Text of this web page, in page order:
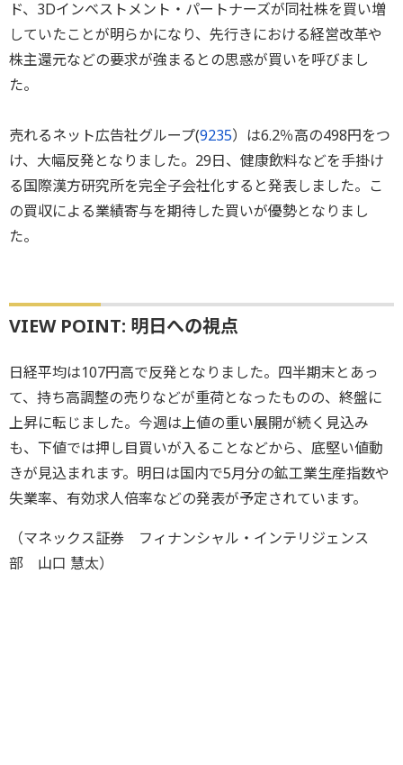
ド、3Dインベストメント・パートナーズが同社株を買い増
していたことが明らかになり、先行きにおける経営改革や
株主還元などの要求が強まるとの思惑が買いを呼びまし
た。
売れるネット広告社グループ(9235）は6.2％高の498円をつ
け、大幅反発となりました。29日、健康飲料などを手掛け
る国際漢方研究所を完全子会社化すると発表しました。こ
の買収による業績寄与を期待した買いが優勢となりまし
た。
VIEW POINT: 明日への視点
日経平均は107円高で反発となりました。四半期末とあっ
て、持ち高調整の売りなどが重荷となったものの、終盤に
上昇に転じました。今週は上値の重い展開が続く見込み
も、下値では押し目買いが入ることなどから、底堅い値動
きが見込まれます。明日は国内で5月分の鉱工業生産指数や
失業率、有効求人倍率などの発表が予定されています。
（マネックス証券 フィナンシャル・インテリジェンス
部 山口 慧太）